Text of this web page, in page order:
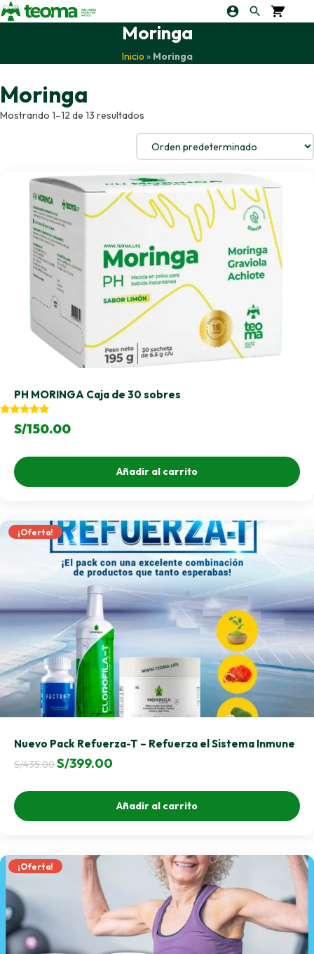
Moringa
Inicio » Moringa
Moringa
Mostrando 1–12 de 13 resultados
PH MORINGA Caja de 30 sobres
Valorado
S/150.00
Añadir al carrito
¡Oferta!
Nuevo Pack Refuerza-T – Refuerza el Sistema Inmune
S/435.00El
era:
S/399.00
actual
es:
Añadir al carrito
¡Oferta!